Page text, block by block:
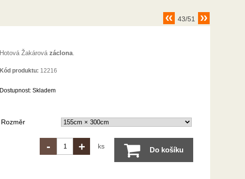
43/51
Hotová Žakárová záclona.
Kód produktu: 12216
Dostupnost: Skladem
Rozměr
- + ks Do košíku